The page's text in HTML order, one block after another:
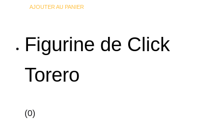
AJOUTER AU PANIER
Figurine de Click
Torero
(0)